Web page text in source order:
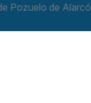
Pozuelo de